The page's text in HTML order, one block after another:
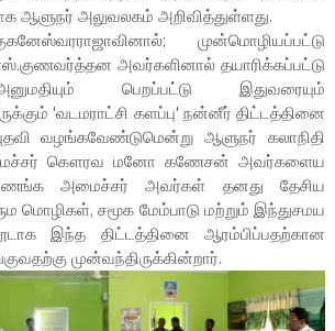
ஆளுநர் அலுவலகம் அறிவித்துள்ளது.
முன்மொழியப்பட்டு
அவர்களினால் தயாரிக்கப்பட்டு
பெறப்பட்டு இதுவரையும்
'வடமராட்சி களப்பு' நன்னீர் திட்டத்தினை
வழங்கவேண்டுமென்று ஆளுநர் கலாநிதி
கௌரவ மனோ கணேசன் அவர்களைய
அமைச்சர் அவர்கள் தனது தேசிய
மொழிகள், சமூக மேம்பாடு மற்றும் இந்துசமய
இந்த திட்டத்தினை ஆரம்பிப்பதற்கான
முன்வந்திருக்கின்றார்.